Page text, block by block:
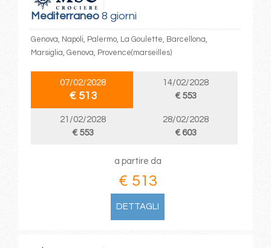
Mediterraneo8 giorni
Genova, Napoli, Palermo, La Goulette, Barcellona,
Marsiglia, Genova, Provence(marseilles)
07/02/2028
€ 513
14/02/2028
€ 553
21/02/2028
€ 553
28/02/2028
€ 603
a partire da
€ 513
DETTAGLI